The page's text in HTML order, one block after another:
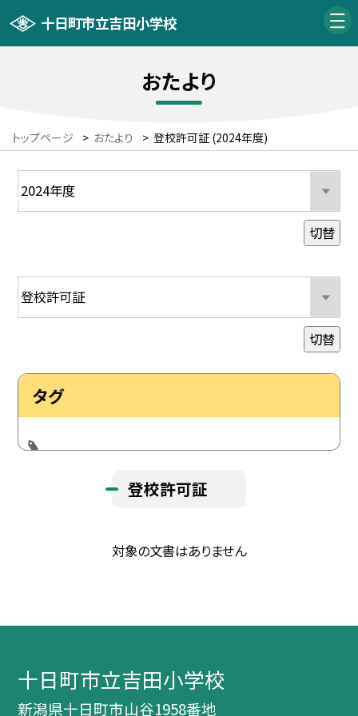
十日町市立吉田小学校
おたより
トップページ > おたより > 登校許可証 (2024年度)
切替
切替
タグ
登校許可証
対象の文書はありません
十日町市立吉田小学校
新潟県十日町市山谷1958番地